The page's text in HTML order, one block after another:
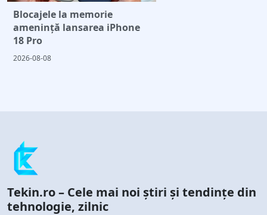
Blocajele la memorie
amenință lansarea iPhone
18 Pro
2026-08-08
Tekin.ro – Cele mai noi știri și tendințe din
tehnologie, zilnic